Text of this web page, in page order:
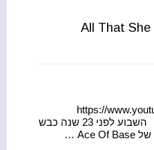
[youtube]https://
v=d73tiBBzvFM[/youtube] השבוע לפני 23 שנה כבש